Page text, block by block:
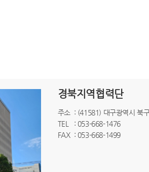
경북지역협력단
주소 : (41581) 대구광역시 북
TEL
: 053-668-1476
FAX : 053-668-1499